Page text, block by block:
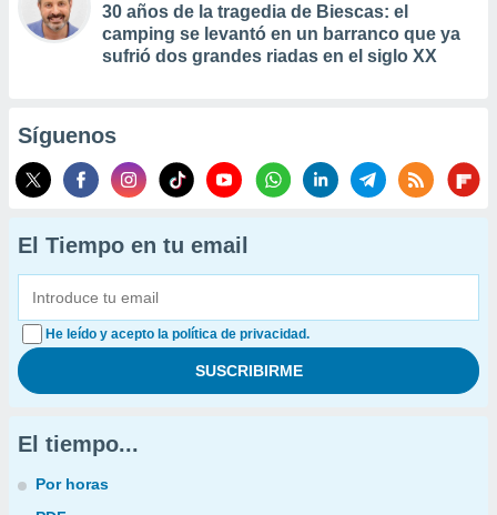
30 años de la tragedia de Biescas: el
camping se levantó en un barranco que ya
sufrió dos grandes riadas en el siglo XX
Síguenos
El Tiempo en tu email
He leído y acepto la política de privacidad.
El tiempo...
Por horas